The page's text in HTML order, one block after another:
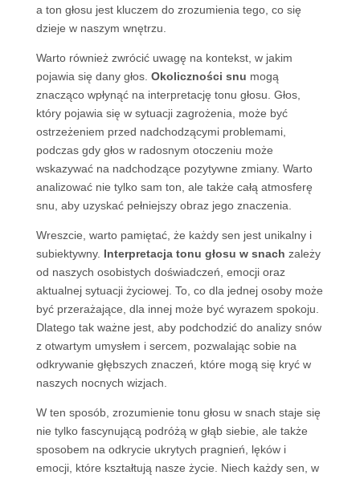
a ton głosu jest kluczem do zrozumienia tego, co się
dzieje w naszym wnętrzu.
Warto również zwrócić uwagę na kontekst, w jakim
pojawia się dany głos. Okoliczności snu mogą
znacząco wpłynąć na interpretację tonu głosu. Głos,
który pojawia się w sytuacji zagrożenia, może być
ostrzeżeniem przed nadchodzącymi problemami,
podczas gdy głos w radosnym otoczeniu może
wskazywać na nadchodzące pozytywne zmiany. Warto
analizować nie tylko sam ton, ale także całą atmosferę
snu, aby uzyskać pełniejszy obraz jego znaczenia.
Wreszcie, warto pamiętać, że każdy sen jest unikalny i
subiektywny. Interpretacja tonu głosu w snach zależy
od naszych osobistych doświadczeń, emocji oraz
aktualnej sytuacji życiowej. To, co dla jednej osoby może
być przerażające, dla innej może być wyrazem spokoju.
Dlatego tak ważne jest, aby podchodzić do analizy snów
z otwartym umysłem i sercem, pozwalając sobie na
odkrywanie głębszych znaczeń, które mogą się kryć w
naszych nocnych wizjach.
W ten sposób, zrozumienie tonu głosu w snach staje się
nie tylko fascynującą podróżą w głąb siebie, ale także
sposobem na odkrycie ukrytych pragnień, lęków i
emocji, które kształtują nasze życie. Niech każdy sen, w